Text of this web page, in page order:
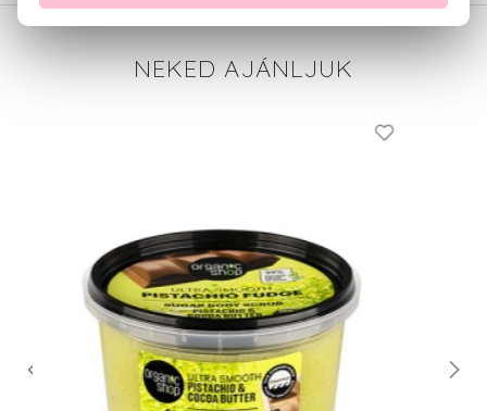
NEKED AJÁNLJUK